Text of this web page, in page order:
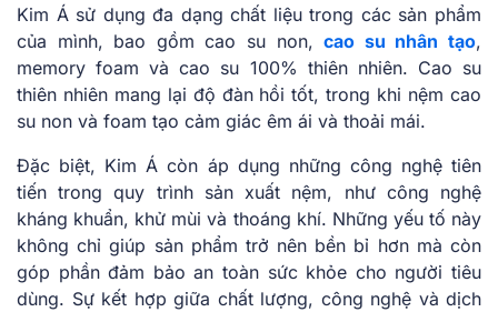
Kim Á sử dụng đa dạng chất liệu trong các sản phẩm
của mình, bao gồm cao su non,cao su nhân tạo,
memory foam và cao su 100% thiên nhiên. Cao su
thiên nhiên mang lại độ đàn hồi tốt, trong khi nệm cao
su non và foam tạo cảm giác êm ái và thoải mái.
Đặc biệt, Kim Á còn áp dụng những công nghệ tiên
tiến trong quy trình sản xuất nệm, như công nghệ
kháng khuẩn, khử mùi và thoáng khí. Những yếu tố này
không chỉ giúp sản phẩm trở nên bền bỉ hơn mà còn
góp phần đảm bảo an toàn sức khỏe cho người tiêu
dùng. Sự kết hợp giữa chất lượng, công nghệ và dịch